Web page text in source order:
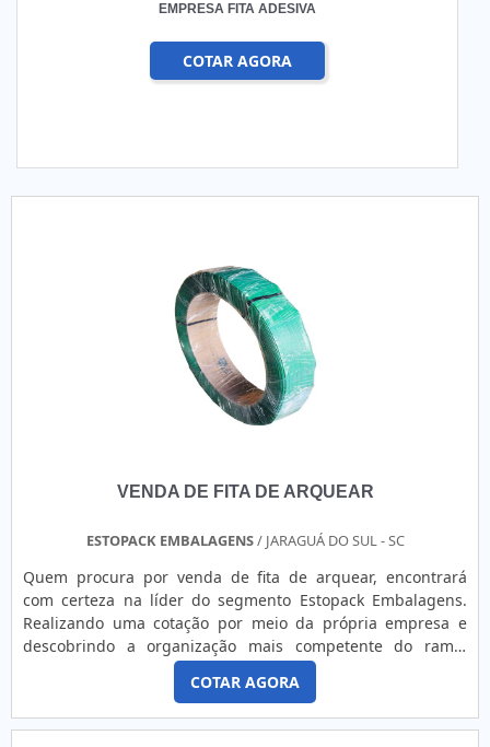
EMPRESA FITA ADESIVA
COTAR AGORA
VENDA DE FITA DE ARQUEAR
ESTOPACK EMBALAGENS/ JARAGUÁ DO SUL - SC
Quem procura por venda de fita de arquear, encontrará
com certeza na líder do segmento Estopack Embalagens.
Realizando uma cotação por meio da própria empresa e
descobrindo a organização mais competente do ramo.
Quando a questão é venda de fita de arquear, com os
profissionais especializados da Estopack Embalagens obterá
proteção com produtos de qualidade, proporcionando
agilidade e segurança aos clientes. MAIS DETALHES SOBRE
COTAR AGORA